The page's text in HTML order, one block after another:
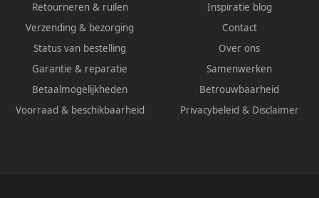
Retourneren & ruilen
Verzending & bezorging
Status van bestelling
Garantie & reparatie
Betaalmogelijkheden
Voorraad & beschikbaarheid
Inspiratie blog
Contact
Over ons
Samenwerken
Betrouwbaarheid
Privacybeleid & Disclaimer